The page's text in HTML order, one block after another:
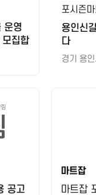
운영
집합
포시즌
용인신
다
경기 용
공고
마트잡
마트잡